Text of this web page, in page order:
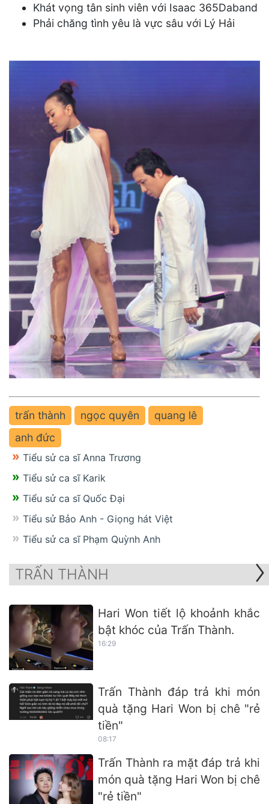
Khát vọng tân sinh viên với Isaac 365Daband
Phải chăng tình yêu là vực sâu với Lý Hải
trấn thành ngọc quyên
quang lê
anh đức
Tiểu sử ca sĩ Anna Trương
Tiểu sử ca sĩ Karik
Tiểu sử ca sĩ Quốc Đại
Tiểu sử Bảo Anh - Giọng hát Việt
Tiểu sử ca sĩ Phạm Quỳnh Anh
TRẤN THÀNH
Hari Won tiết lộ khoảnh khắc
bật khóc của Trấn Thành.
16:29
Trấn Thành đáp trả khi món
quà tặng Hari Won bị chê "rẻ
tiền"
08:17
Trấn Thành ra mặt đáp trả khi
món quà tặng Hari Won bị chê
"rẻ tiền"